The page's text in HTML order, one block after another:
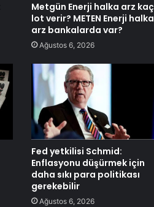
Metgün Enerji halka arz kaç
lot verir? METEN Enerji halka
arz bankalarda var?
Ağustos 6, 2026
Fed yetkilisi Schmid:
Enflasyonu düşürmek için
daha sıkı para politikası
gerekebilir
Ağustos 6, 2026